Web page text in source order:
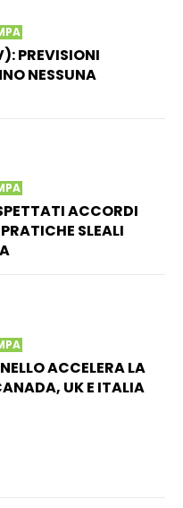
PREVISIONI
NESSUNA
ACCORDI
SLEALI
ACCELERA LA
UK E ITALIA